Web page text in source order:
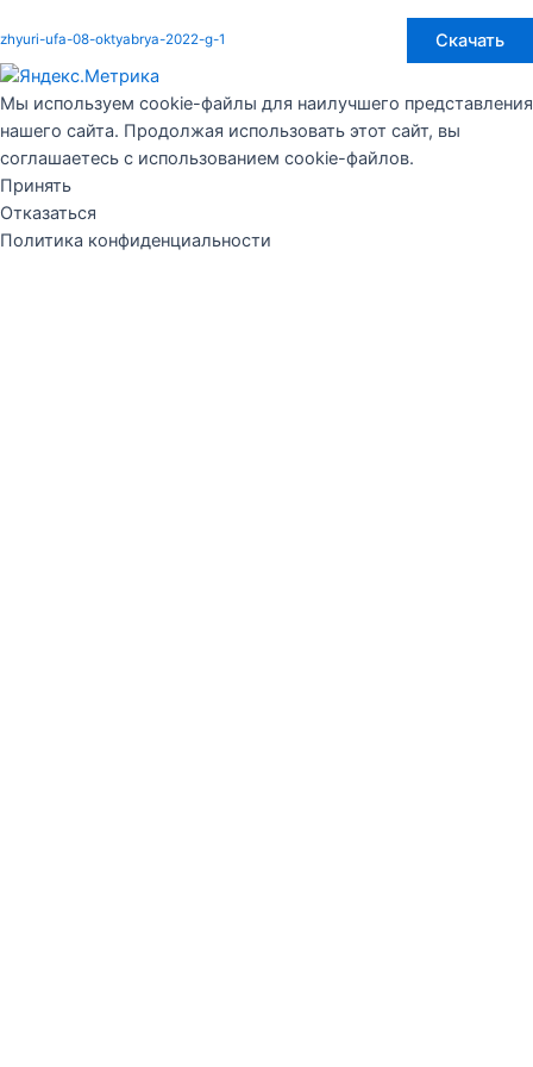
zhyuri-ufa-08-oktyabrya-2022-g-1 Скачать
Мы используем cookie-файлы для наилучшего представления
нашего сайта. Продолжая использовать этот сайт, вы
соглашаетесь с использованием cookie-файлов.
Принять
Отказаться
Политика конфиденциальности